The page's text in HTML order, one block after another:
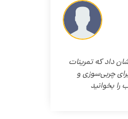
داد که تمرینات
چربی‌سوزی و
بخوانید